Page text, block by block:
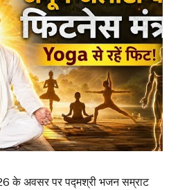
के अवसर पर पद्मश्री भजन सम्राट